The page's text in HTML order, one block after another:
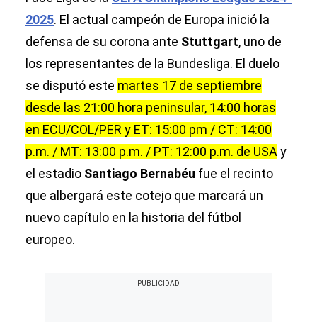
2025. El actual campeón de Europa inició la
defensa de su corona ante Stuttgart, uno de
los representantes de la Bundesliga. El duelo
se disputó este martes 17 de septiembre
desde las 21:00 hora peninsular, 14:00 horas
en ECU/COL/PER y ET: 15:00 pm / CT: 14:00
p.m. / MT: 13:00 p.m. / PT: 12:00 p.m. de USA y
el estadio Santiago Bernabéu fue el recinto
que albergará este cotejo que marcará un
nuevo capítulo en la historia del fútbol
europeo.